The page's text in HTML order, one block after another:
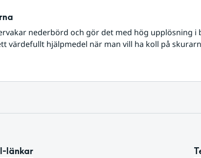
nederbörd och gör det med hög upplösning i
värdefullt hjälpmedel när man vill ha koll på
länkar